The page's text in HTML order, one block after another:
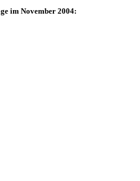
im November 2004: